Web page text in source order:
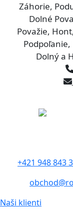
Záhorie,
Dolné
Považie,
Podpoľanie,
Dolný a
+421 948 843
Naši klienti